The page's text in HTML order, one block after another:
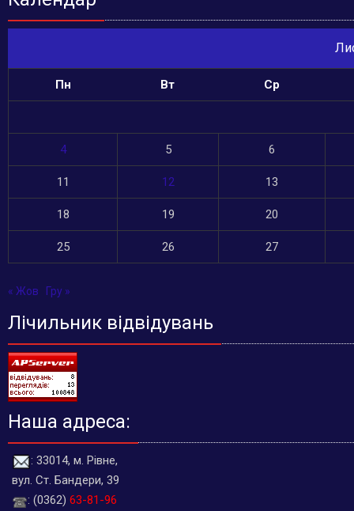
Пн Вт Ср
4 5 6
11 12 13
18 19 20
25 26 27
« Жов Гру »
Лічильник відвідувань
Наша адреса:
: 33014, м. Рівне,
вул. Ст. Бандери, 39
: (0362) 63-81-96